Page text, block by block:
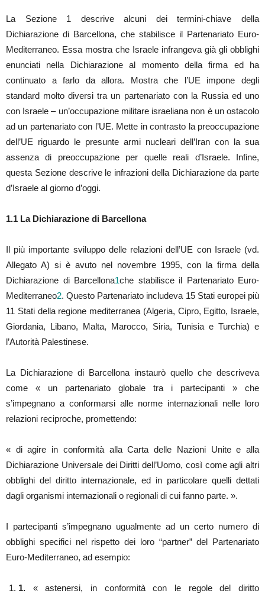
La Sezione 1 descrive alcuni dei termini-chiave della
Dichiarazione di Barcellona, che stabilisce il Partenariato Euro-
Mediterraneo. Essa mostra che Israele infrangeva già gli obblighi
enunciati nella Dichiarazione al momento della firma ed ha
continuato a farlo da allora. Mostra che l’UE impone degli
standard molto diversi tra un partenariato con la Russia ed uno
con Israele – un’occupazione militare israeliana non è un ostacolo
ad un partenariato con l’UE. Mette in contrasto la preoccupazione
dell’UE riguardo le presunte armi nucleari dell’Iran con la sua
assenza di preoccupazione per quelle reali d’Israele. Infine,
questa Sezione descrive le infrazioni della Dichiarazione da parte
d’Israele al giorno d’oggi.
1.1 La Dichiarazione di Barcellona
Il più importante sviluppo delle relazioni dell’UE con Israele (vd.
Allegato A) si è avuto nel novembre 1995, con la firma della
Dichiarazione di Barcellona1che stabilisce il Partenariato Euro-
Mediterraneo2. Questo Partenariato includeva 15 Stati europei più
11 Stati della regione mediterranea (Algeria, Cipro, Egitto, Israele,
Giordania, Libano, Malta, Marocco, Siria, Tunisia e Turchia) e
l’Autorità Palestinese.
La Dichiarazione di Barcellona instaurò quello che descriveva
come « un partenariato globale tra i partecipanti » che
s’impegnano a conformarsi alle norme internazionali nelle loro
relazioni reciproche, promettendo:
« di agire in conformità alla Carta delle Nazioni Unite e alla
Dichiarazione Universale dei Diritti dell’Uomo, così come agli altri
obblighi del diritto internazionale, ed in particolare quelli dettati
dagli organismi internazionali o regionali di cui fanno parte. ».
I partecipanti s’impegnano ugualmente ad un certo numero di
obblighi specifici nel rispetto dei loro “partner” del Partenariato
Euro-Mediterraneo, ad esempio:
1. « astenersi, in conformità con le regole del diritto